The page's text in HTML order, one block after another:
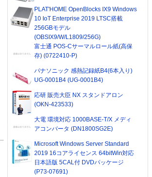
PLAT'HOME OpenBlocks IX9 Windows
10 IoT Enterprise 2019 LTSC搭載
256GBモデル
(OBSIX9/W/L1809/256G)
富士通 POS-Cサーマルロール紙(高保
存) (0722410-P)
パナソニック 感熱記録紙B4(6本入り)
UG-0001B4 (UG-0001B4)
応研 販売大臣 NX スタンドアロン
(OKN-423533)
大電 環境対応 1000BASE-T/X メディ
アコンバータ (DN1800SG2E)
Microsoft Windows Server Standard
2019 16コアライセンス 64bitWin対応
日本語版 5CAL付 DVDパッケージ
(P73-07691)